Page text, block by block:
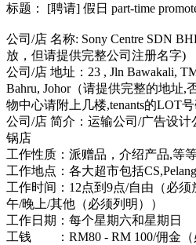
标题： [聘请] 假日 part-time
公司/店 名称: Sony Centre SDN
放，但请提供完整公司注册名字)
公司/店 地址：23 , Jln Bawakali,
Bahru, Johor（请提供完整的地址,
物中心请附上几楼,tenants的LOT
公司/店 简介：运输公司/广告设计
锅店
工作性质：派赠品，介绍产品,等
工作地点：各大超市包括
工作时间：12点到9点/自由（必
午/晚上/其他（必须列明））
工作日期：每个星期六和星期日
工钱 ：RM80 - RM 100/佣金（